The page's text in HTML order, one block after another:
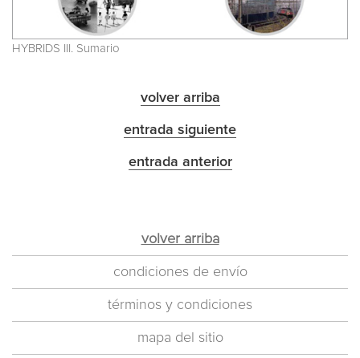
HYBRIDS III. Sumario
volver arriba
entrada siguiente
entrada anterior
volver arriba
condiciones de envío
términos y condiciones
mapa del sitio